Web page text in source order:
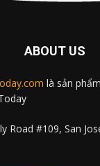
ABOUT US
là sản
Road #109, San